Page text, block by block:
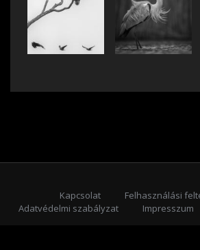
Kapcsolat
Felhasználási
Adatvédelmi szabályzat
Impresszum